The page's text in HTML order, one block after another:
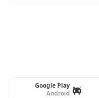
Google Play
Android